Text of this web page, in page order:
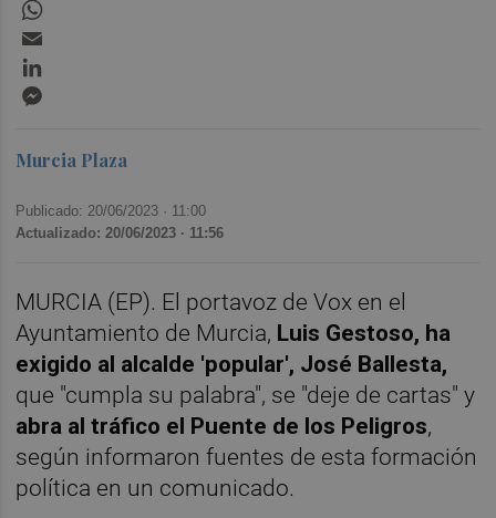
Murcia Plaza
Publicado: 20/06/2023 · 11:00
Actualizado: 20/06/2023 · 11:56
MURCIA (EP). El portavoz de Vox en el
Ayuntamiento de Murcia, Luis Gestoso, ha
exigido al alcalde 'popular', José Ballesta,
que "cumpla su palabra", se "deje de cartas" y
abra al tráfico el Puente de los Peligros,
según informaron fuentes de esta formación
política en un comunicado.